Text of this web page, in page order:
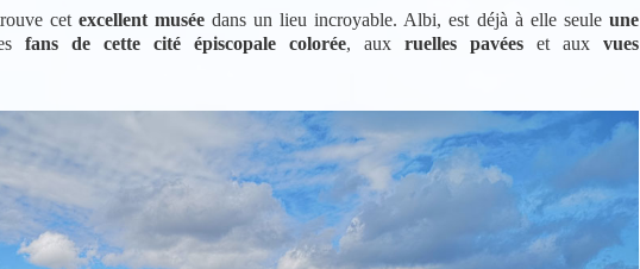
cet excellent muséedans un lieu incroyable. Albi, est déjà à elle seuleune
fans de cette cité épiscopale colorée, aux ruelles pavées et aux vues